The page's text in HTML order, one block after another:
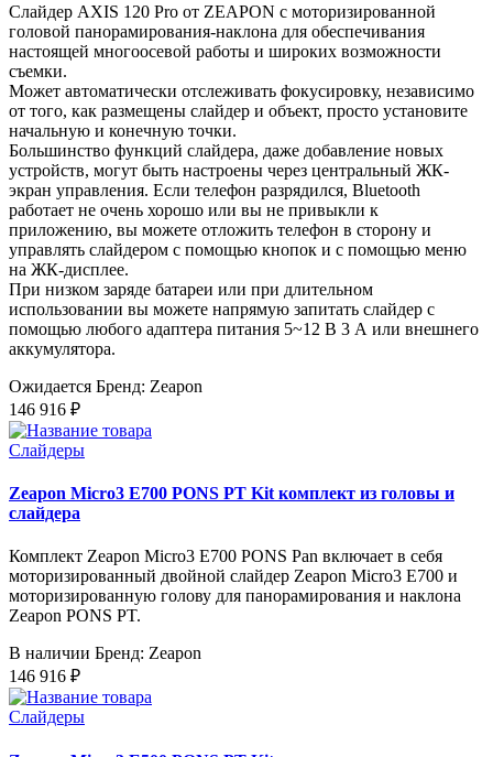
Слайдер AXIS 120 Pro от ZEAPON с моторизированной
головой панорамирования-наклона для обеспечивания
настоящей многоосевой работы и широких возможности
съемки.
Может автоматически отслеживать фокусировку, независимо
от того, как размещены слайдер и объект, просто установите
начальную и конечную точки.
Большинство функций слайдера, даже добавление новых
устройств, могут быть настроены через центральный ЖК-
экран управления. Если телефон разрядился, Bluetooth
работает не очень хорошо или вы не привыкли к
приложению, вы можете отложить телефон в сторону и
управлять слайдером с помощью кнопок и с помощью меню
на ЖК-дисплее.
При низком заряде батареи или при длительном
использовании вы можете напрямую запитать слайдер с
помощью любого адаптера питания 5~12 В 3 А или внешнего
аккумулятора.
Ожидается Бренд: Zeapon
146 916 ₽
Слайдеры
Zeapon Micro3 E700 PONS PT Kit комплект из головы и
слайдера
Комплект Zeapon Micro3 E700 PONS Pan включает в себя
моторизированный двойной слайдер Zeapon Micro3 E700 и
моторизированную голову для панорамирования и наклона
Zeapon PONS PT.
В наличии Бренд: Zeapon
146 916 ₽
Слайдеры